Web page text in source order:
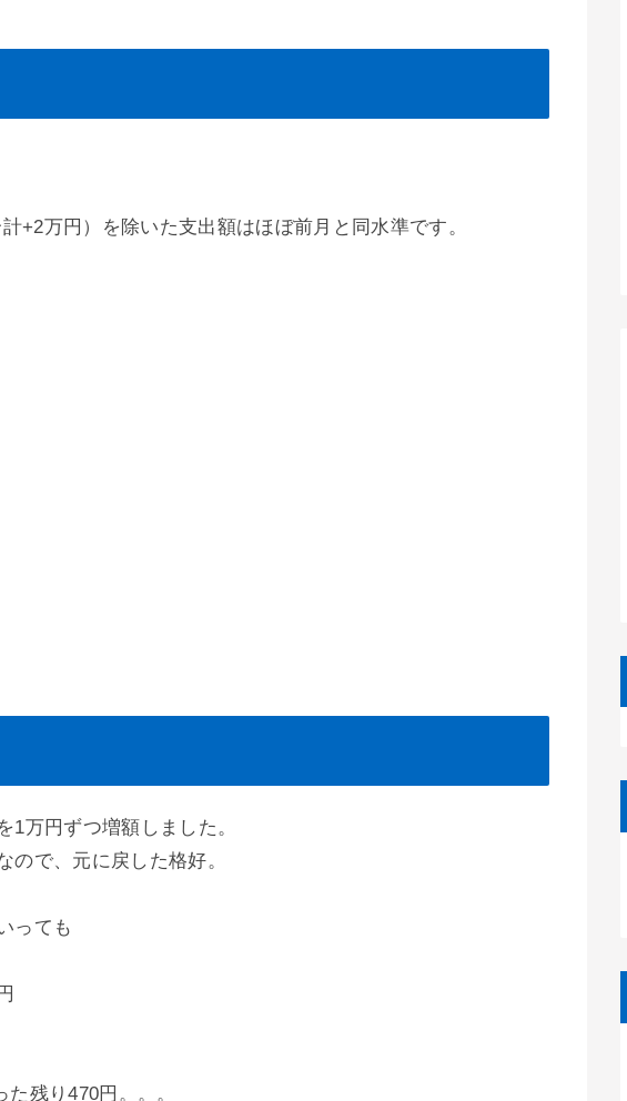
+2万円）を除いた支出額はほぼ前月と同水準です。
万円ずつ増額しました。
ので、元に戻した格好。
っても
残り470円。。。